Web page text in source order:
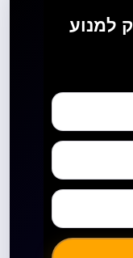
למנוע